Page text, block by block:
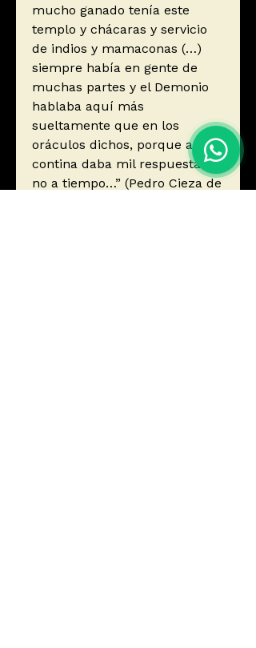
mucho ganado tenía este
templo y chácaras y servicio
de indios y mamaconas (…)
siempre había en gente de
muchas partes y el Demonio
hablaba aquí más
sueltamente que en los
oráculos dichos, porque a la
contina daba mil respuestas, y
no a tiempo…” (Pedro Cieza de